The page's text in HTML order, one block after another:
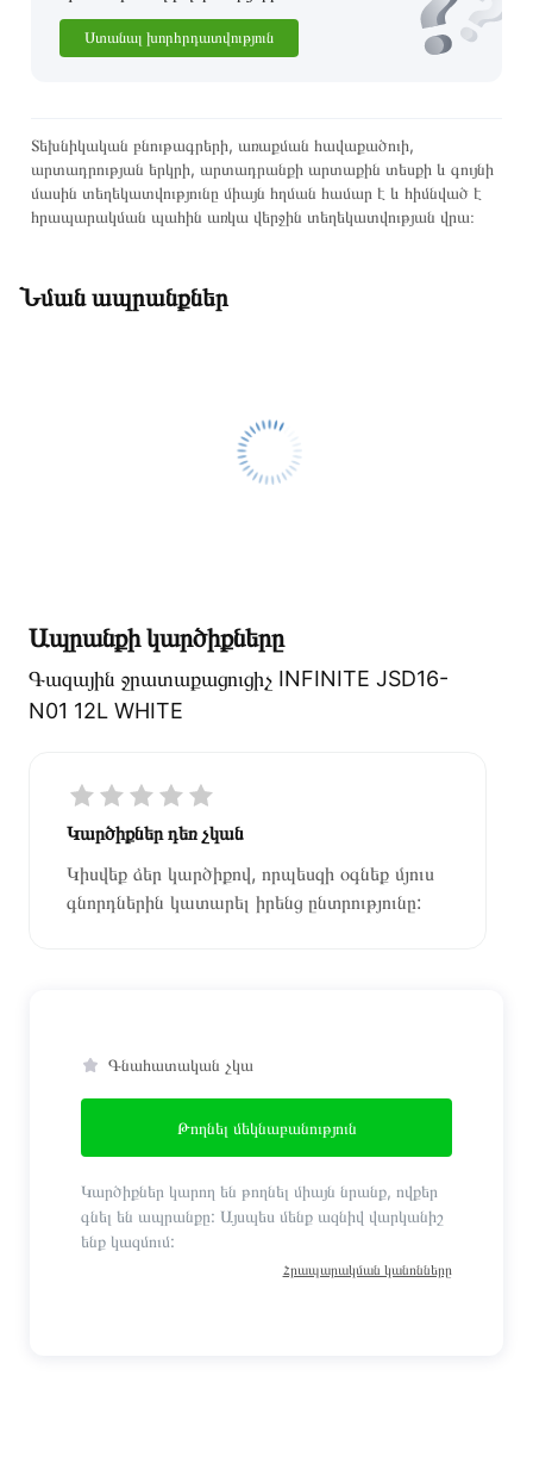
պայմանները։ Նախքան առցանց պատվեր տեղադրելը,
խորհուրդ ենք տալիս կարդալ նկարագրությունը,
բոլոր ստանդարտներին։ Գնված ապրանքի վերադարձը
կատարվում է 14 օրվա ընթացքում:
Ստանալ խորհրդատվություն
Տեխնիկական բնութագրերի, առաքման հավաքածուի,
արտադրության երկրի, արտադրանքի արտաքին տեսքի և գույնի
մասին տեղեկատվությունը միայն հղման համար է և հիմնված է
հրապարակման պահին առկա վերջին տեղեկատվության վրա։
Նման ապրանքներ
Ապրանքի կարծիքները
Գազային ջրատաքացուցիչ INFINITE JSD16-
N01 12L WHITE
Կարծիքներ դեռ չկան
Կիսվեք ձեր կարծիքով, որպեսզի օգնեք մյուս
գնորդներին կատարել իրենց ընտրությունը:
Գնահատական չկա
Թողնել մեկնաբանություն
Կարծիքներ կարող են թողնել միայն նրանք, ովքեր
գնել են ապրանքը: Այսպես մենք ազնիվ վարկանիշ
ենք կազմում:
Հրապարակման կանոնները